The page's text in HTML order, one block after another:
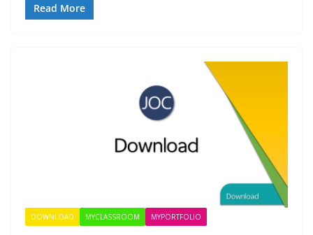
Read More
DOWNLOAD MYCLASSROOM MYPORTFOLIO